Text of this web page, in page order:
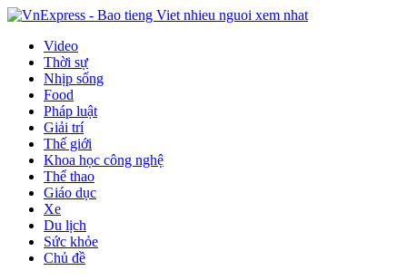
Video
Thời sự
Nhịp sống
Food
Pháp luật
Giải trí
Thế giới
Khoa học công nghệ
Thể thao
Giáo dục
Xe
Du lịch
Sức khỏe
Chủ đề